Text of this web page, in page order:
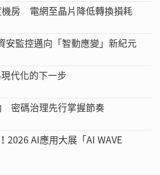
機房 電網至晶片降低轉換損耗
監控邁向「智動應變」新紀元
代化的下一步
密碼治理先行掌握節奏
2026 AI應用大展「AI WAVE